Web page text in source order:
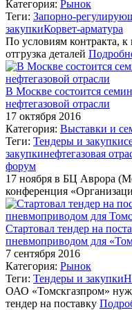
Категория: Рынок
Теги: Запорно-
закупкиКорвет-арматура
По условиям контракта,
отгрузка деталей
В Москве состоится
нефтегазовой отрасли
17 октября 2016
Категория: Выставки и
Теги: Тендеры и закупки
закупкинефтегазовая
форум
17 ноября в БЦ Аврора
конференция
Стартовал тендер на
пневмоприводом для
7 сентября 2016
Категория: Рынок
Теги: Тендеры и закупки
ОАО «Томскгазпром»
тендер на поставку